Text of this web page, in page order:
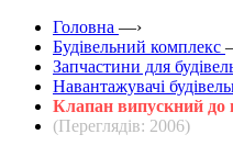
Головна —›
Будівельний комплекс
Запчастини для
Навантажувачі
Клапан випускний до
(Переглядів: 2006)